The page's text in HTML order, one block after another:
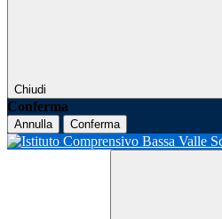
Chiudi
Conferma
Annulla Conferma